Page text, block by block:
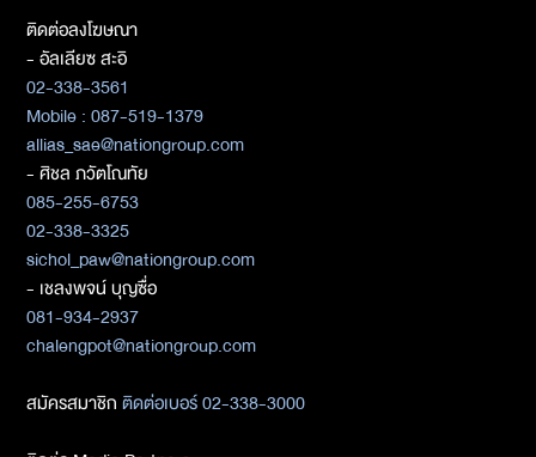
ติดต่อลงโฆษณา
- อัลเลียซ สะอิ
02-338-3561
Mobile : 087-519-1379
allias_sae@nationgroup.com
- ศิชล ภวัตโณทัย
085-255-6753
02-338-3325
sichol_paw@nationgroup.com
- เชลงพจน์ บุญซื่อ
081-934-2937
chalengpot@nationgroup.com
สมัครสมาชิกติดต่อเบอร์ 02-338-3000